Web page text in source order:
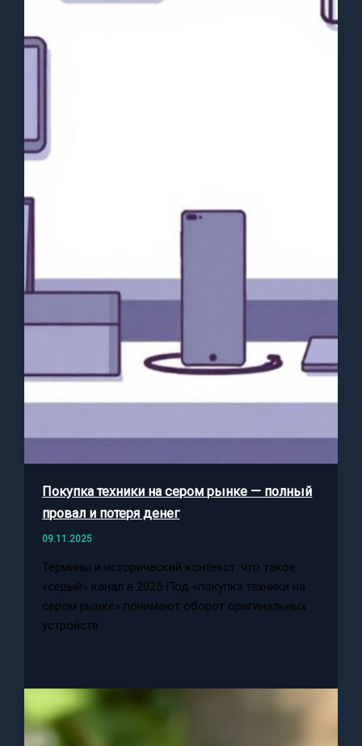
Покупка техники на сером рынке — полный
провал и потеря денег
09.11.2025
Термины и исторический контекст: что такое
«серый» канал в 2025 Под «покупка техники на
сером рынке» понимают оборот оригинальных
устройств